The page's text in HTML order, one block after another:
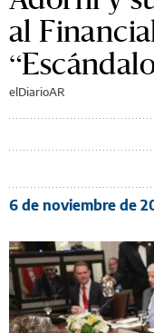
al
elDiarioAR
6 de noviembre de